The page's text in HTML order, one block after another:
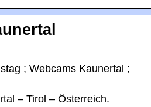
; Webcams Kaunertal ;
– Tirol – Österreich.